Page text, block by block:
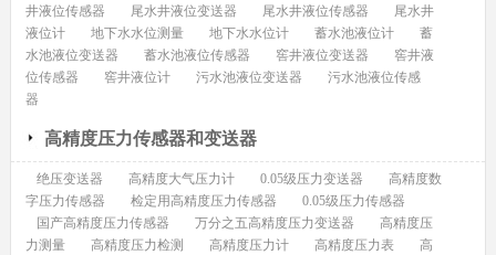
井液位传感器
尾水井液位变送器 尾水井液位传感器
尾水井
液位计
地下水水位测量 地下水水位计 蓄水池液位计
蓄
水池液位变送器
蓄水池液位传感器 窖井液位变送器
窖井液
位传感器
窖井液位计 污水池液位变送器
污水池液位传感
器
高精度压力传感器和变送器
绝压变送器 高精度大气压力计 0.05级压力变送器
高精度数
字压力传感器
检定用高精度压力传感器
0.05级压力传感器
国产高精度压力传感器
万分之五高精度压力变送器
高精度压
力测量
高精度压力检测 高精度压力计 高精度压力表
高